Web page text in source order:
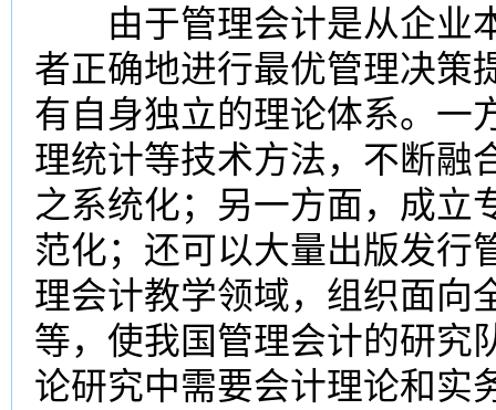
由于管理会计是从企业
者正确地进行最优管理决策
有自身独立的理论体系。一
理统计等技术方法，不断融
之系统化；另一方面，成立
范化；还可以大量出版发行
理会计教学领域，组织面向
等，使我国管理会计的研究
论研究中需要会计理论和实